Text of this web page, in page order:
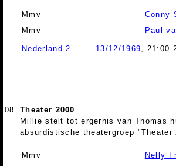
Mmv
Conny
Mmv
Paul
Nederland 2 13/12/1969, 21:00-
08. Theater 2000
Millie stelt tot ergernis van Thomas
absurdistische theatergroep
Mmv
Nelly